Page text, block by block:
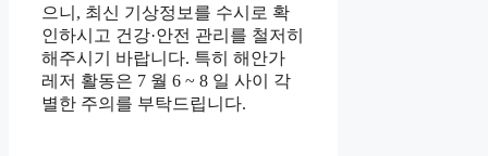
으니, 최신 기상정보를 수시로 확
인하시고 건강·안전 관리를 철저히
해주시기 바랍니다. 특히 해안가
레저 활동은 7 월 6 ~ 8 일 사이 각
별한 주의를 부탁드립니다.